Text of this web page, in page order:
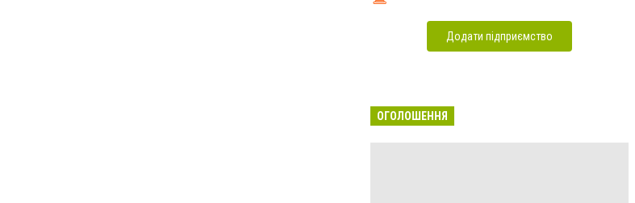
Додати підприємство
ОГОЛОШЕННЯ